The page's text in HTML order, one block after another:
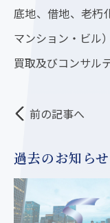
底地、借地、老朽
マンション・ビル
買取及びコンサル
前の記事へ
過去のお知らせ